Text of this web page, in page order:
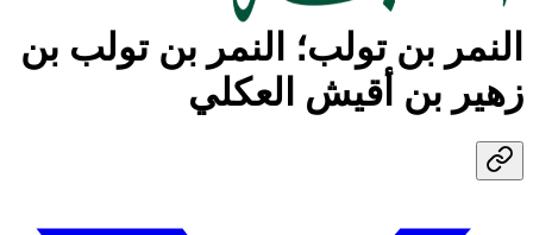
النمر بن تولب؛ النمر بن تولب بن
زهير بن أقيش العكلي